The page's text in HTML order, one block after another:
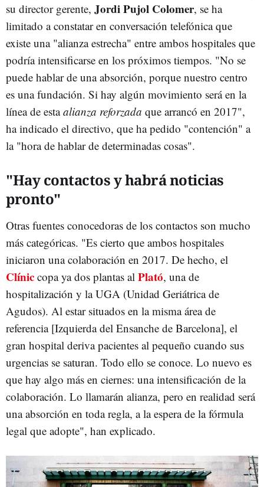
su director gerente, Jordi Pujol Colomer, se ha
limitado a constatar en conversación telefónica que
existe una "alianza estrecha" entre ambos hospitales que
podría intensificarse en los próximos tiempos. "No se
puede hablar de una absorción, porque nuestro centro
es una fundación. Si hay algún movimiento será en la
línea de estaalianza reforzada que arrancó en 2017",
ha indicado el directivo, que ha pedido "contención" a
la "hora de hablar de determinadas cosas".
"Hay contactos y habrá noticias
pronto"
Otras fuentes conocedoras de los contactos son mucho
más categóricas. "Es cierto que ambos hospitales
iniciaron una colaboración en 2017. De hecho, el
Clínic copa ya dos plantas al Plató, una de
hospitalización y la UGA (Unidad Geriátrica de
Agudos). Al estar situados en la misma área de
referencia [Izquierda del Ensanche de Barcelona], el
gran hospital deriva pacientes al pequeño cuando sus
urgencias se saturan. Todo ello se conoce. Lo nuevo es
que hay algo más en ciernes: una intensificación de la
colaboración. Lo llamarán alianza, pero en realidad será
una absorción en toda regla, a la espera de la fórmula
legal que adopte", han explicado.